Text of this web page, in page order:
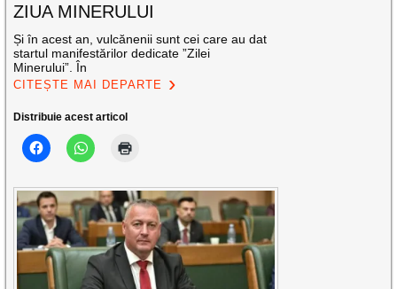
ZIUA MINERULUI
Și în acest an, vulcănenii sunt cei care au dat
startul manifestărilor dedicate ”Zilei
Minerului”. În
CITEȘTE MAI DEPARTE
Distribuie acest articol